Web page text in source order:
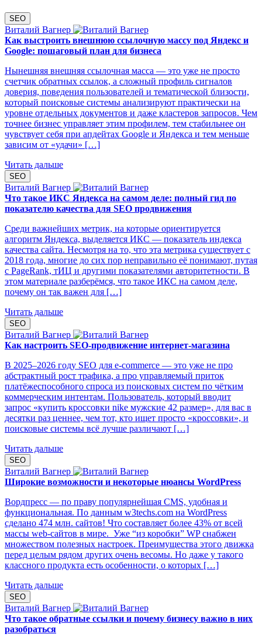
SEO
Виталий Вагнер
Как выстроить внешнюю ссылочную массу под Яндекс и
Google: пошаговый план для бизнеса
Нынешняя внешняя ссылочная масса — это уже не просто
счетчик обратных ссылок, а сложный профиль сигналов
доверия, поведения пользователей и тематической близости,
который поисковые системы анализируют практически на
уровне отдельных документов и даже кластеров запросов. Чем
точнее бизнес управляет этим профилем, тем стабильнее он
чувствует себя при апдейтах Google и Яндекса и тем меньше
зависим от «удачи» […]
Читать дальше
SEO
Виталий Вагнер
Что такое ИКС Яндекса на самом деле: полный гид по
показателю качества для SEO продвижения
Среди важнейших метрик, на которые ориентируется
алгоритм Яндекса, выделяется ИКС — показатель индекса
качества сайта. Несмотря на то, что эта метрика существует с
2018 года, многие до сих пор неправильно её понимают, путая
с PageRank, тИЦ и другими показателями авторитетности. В
этом материале разберёмся, что такое ИКС на самом деле,
почему он так важен для […]
Читать дальше
SEO
Виталий Вагнер
Как настроить SEO-продвижение интернет-магазина
В 2025–2026 году SEO для e‑commerce — это уже не про
абстрактный рост трафика, а про управляемый приток
платёжеспособного спроса из поисковых систем по чётким
коммерческим интентам. Пользователь, который вводит
запрос «купить кроссовки nike мужские 42 размер», для вас в
десятки раз ценнее, чем тот, кто ищет просто «кроссовки», и
поисковые системы всё лучше различают […]
Читать дальше
SEO
Виталий Вагнер
Широкие возможности и некоторые нюансы WordPress
Вордпресс — по праву популярнейшая CMS, удобная и
функциональная. По данным w3techs.com на WordPress
сделано 474 млн. сайтов! Что составляет более 43% от всей
массы web-сайтов в мире. Уже “из коробки” WP снабжен
множеством полезных настроек. Преимущества этого движка
перед целым рядом других очень весомы. Но даже у такого
классного продукта есть особенности, о которых […]
Читать дальше
SEO
Виталий Вагнер
Что такое обратные ссылки и почему бизнесу важно в них
разобраться